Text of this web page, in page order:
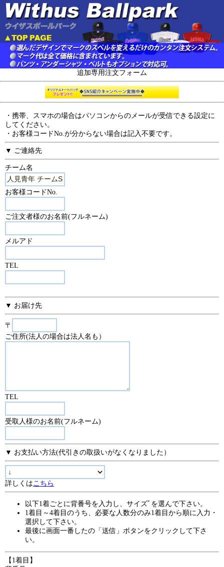
追加専用注文フォーム
・携帯、スマホの場合はパソコンからのメールが受信できる設定に
してください。
・お客様コードNo.が分からない場合は記入不要です。
▼ ご連絡先
チーム名
お客様コードNo.
ご注文者様のお名前(フルネーム)
メルアド
TEL
▼ お届け先
〒
ご住所(法人の場合は法人名も）
TEL
受取人様のお名前(フルネーム)
▼ お支払い方法(代引きの取扱いがなくなりました）
詳しくはこちら
以下1着ごとに背番号を入力し、サイズﾞを選んで下さい。
1着目～4着目のうち、必要な人数分のみ1着目から順に入力・
選択して下さい。
最後に画面一番したの「送信」ボタンをクリックして下さ
い。
【1着目】